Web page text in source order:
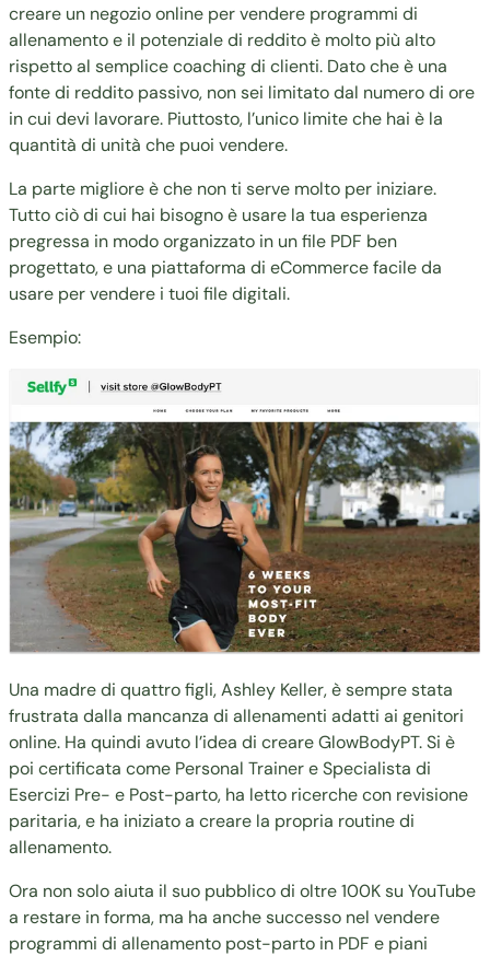
creare un negozio online per vendere programmi di
allenamento e il potenziale di reddito è molto più alto
rispetto al semplice coaching di clienti. Dato che è una
fonte di reddito passivo, non sei limitato dal numero di ore
in cui devi lavorare. Piuttosto, l’unico limite che hai è la
quantità di unità che puoi vendere.
La parte migliore è che non ti serve molto per iniziare.
Tutto ciò di cui hai bisogno è usare la tua esperienza
pregressa in modo organizzato in un file PDF ben
progettato, e una piattaforma di eCommerce facile da
usare per vendere i tuoi file digitali.
Esempio:
Una madre di quattro figli, Ashley Keller, è sempre stata
frustrata dalla mancanza di allenamenti adatti ai genitori
online. Ha quindi avuto l’idea di creareGlowBodyPT. Si è
poi certificata come Personal Trainer e Specialista di
Esercizi Pre- e Post-parto, ha letto ricerche con revisione
paritaria, e ha iniziato a creare la propria routine di
allenamento.
Ora non solo aiuta il suo pubblico di oltre 100K su YouTube
a restare in forma, ma ha anche successo nel vendere
programmi di allenamento post-parto in PDF e piani